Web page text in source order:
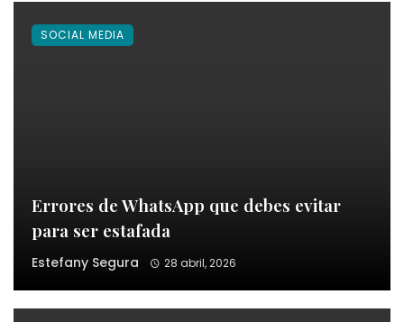
Errores de WhatsApp que debes evitar
para ser estafada
Estefany Segura 28 abril, 2026
SOCIAL MEDIA